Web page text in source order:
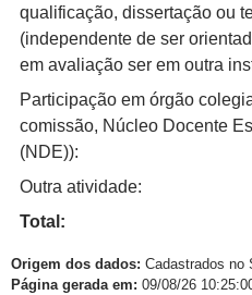
qualificação, dissertação ou
(independente de ser
em avaliação ser em outra
Participação em órgão
comissão, Núcleo Docente
(NDE)):
Outra atividade:
Total:
Origem dos dados: Cadastrados no
Página gerada em: 09/08/26